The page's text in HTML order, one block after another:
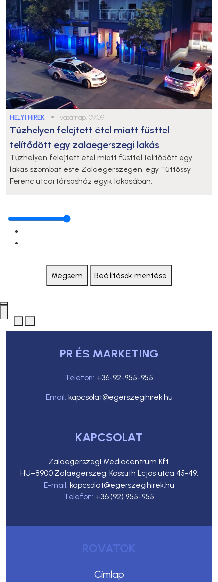
HELYI HÍREK ● vasárnap, 09:09
Tűzhelyen felejtett étel miatt füsttel
telítődött egy zalaegerszegi lakás
Tűzhelyen felejtett étel miatt füsttel telítődött egy
lakás szombat este Zalaegerszegen, egy Tüttőssy
Ferenc utcai társasház egyik lakásában.
Mégsem Beállítások mentése
PR ÉS MARKETING
Telefon: +36-92-955-955
Email: kapcsolat@egerszegihirek.hu
KAPCSOLAT
Zalaegerszegi Médiacentrum Kft.
HU–8900 Zalaegerszeg, Kossuth Lajos utca 45-49.
E-mail: kapcsolat@egerszegihirek.hu
Telefon: +36 (92) 955-955
ROVATOK
Címlap